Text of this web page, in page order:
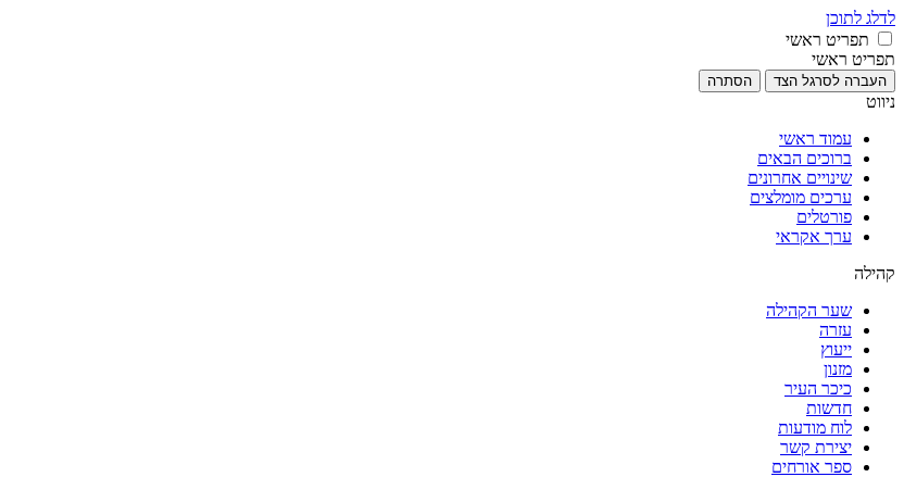
לדלג לתוכן
תפריט ראשי
תפריט ראשי
העברה לסרגל הצד הסתרה
ניווט
עמוד ראשי
ברוכים הבאים
שינויים אחרונים
ערכים מומלצים
פורטלים
ערך אקראי
קהילה
שער הקהילה
עזרה
ייעוץ
מזנון
כיכר העיר
חדשות
לוח מודעות
יצירת קשר
ספר אורחים